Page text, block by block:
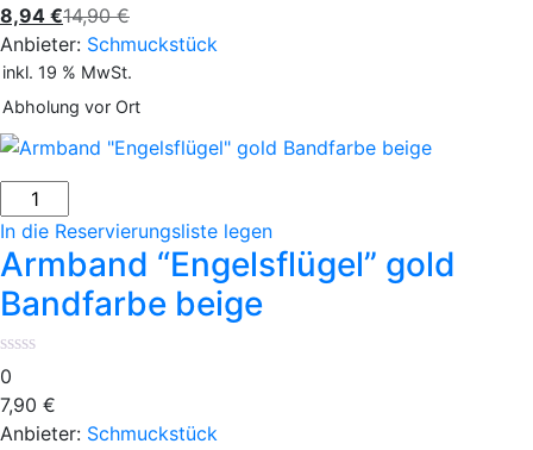
8,94 €14,90€
Anbieter: Schmuckstück
inkl. 19 % MwSt.
Abholung vor Ort
In die Reservierungsliste legen
Armband “Engelsflügel” gold
Bandfarbe beige
0
7,90 €
Anbieter: Schmuckstück